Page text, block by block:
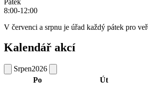
8:00-12:00
V červenci a srpnu je úřad každý pátek pro
Kalendář akcí
Srpen2026
Po
Út